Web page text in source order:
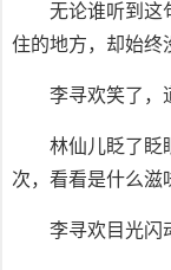
无论谁听到这
住的地方，却始终
李寻欢笑了，
林仙儿眨了眨
次，看看是什么滋
李寻欢目光闪